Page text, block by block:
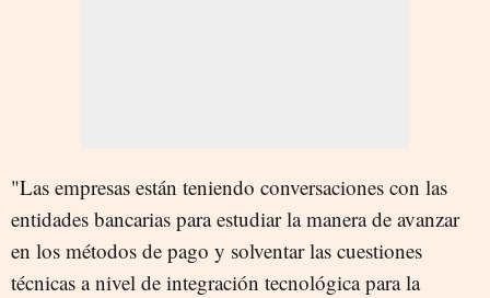
"Las empresas están teniendo conversaciones con las
entidades bancarias para estudiar la manera de avanzar
en los métodos de pago y solventar las cuestiones
técnicas a nivel de integración tecnológica para la